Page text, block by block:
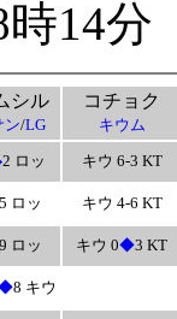
14分
シル
ン/LG
コチョク
キウム
2 ロッ キウ 6-3 KT
ロッ キウ 4-6 KT
ロッ キウ 0◆3 KT
8 キウ